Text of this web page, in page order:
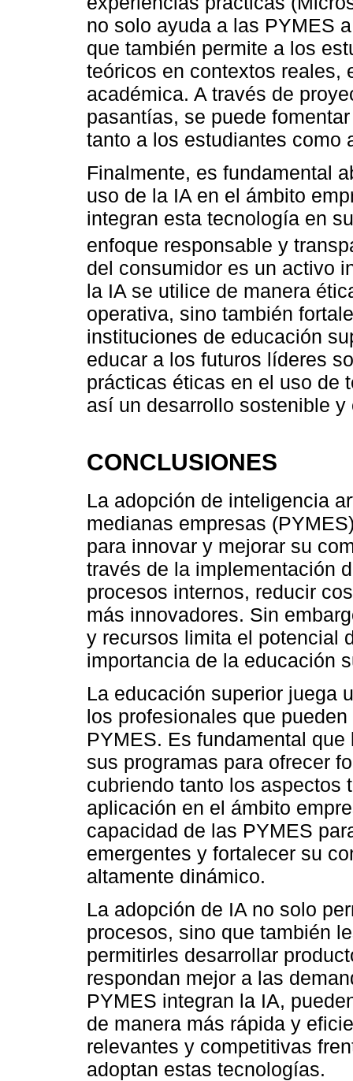
no solo ayuda a las PYMES
que también permite a los
teóricos en contextos reales,
académica. A través de
pasantías, se puede
tanto a los estudiantes como
Finalmente, es fundamental
uso de la IA en el ámbito
integran esta tecnología en
enfoque responsable y
del consumidor es un activo
la IA se utilice de manera
operativa, sino también
instituciones de educación
educar a los futuros líderes
prácticas éticas en el uso de
así un desarrollo sostenible y
CONCLUSIONES
La adopción de inteligencia
medianas empresas
para innovar y mejorar su
través de la implementación
procesos internos, reducir
más innovadores. Sin
y recursos limita el potencial
importancia de la educación
La educación superior juega
los profesionales que
PYMES. Es fundamental
sus programas para ofrecer
cubriendo tanto los aspectos
aplicación en el ámbito
capacidad de las PYMES
emergentes y fortalecer su
altamente dinámico.
La adopción de IA no solo
procesos, sino que también
permitirles desarrollar
respondan mejor a las
PYMES integran la IA,
de manera más rápida y
relevantes y competitivas
adoptan estas tecnologías.